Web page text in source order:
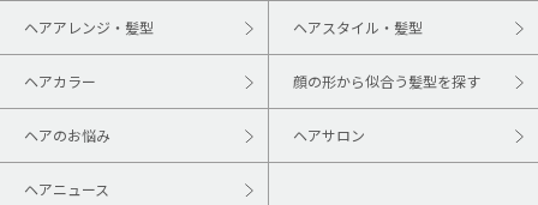
ヘアアレンジ・髪型 ヘアスタイル・髪型
ヘアカラー 顔の形から似合う髪型を探す
ヘアのお悩み ヘアサロン
ヘアニュース